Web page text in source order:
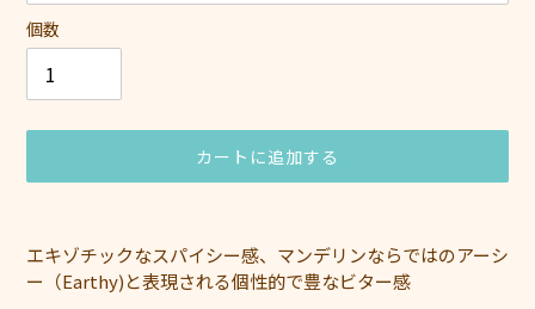
個数
カートに追加する
ー
ト
エキゾチックなスパイシー感、マンデリンならではのアーシ
ー（Earthy)と表現される個性的で豊なビター感